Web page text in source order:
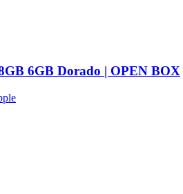
6GB Dorado | OPEN BOX